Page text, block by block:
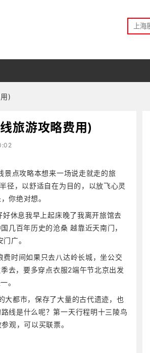
)
旅游攻略费用)
景点攻略本想来一场说走就走的旅
径，以舒适自在为目的，以放飞心灵
你绝对想。
休息我早上起床晚了我离开旅馆去
几百年历史的沧桑 越靠近天南门，
广。
时间如果只去八达岭长城，坐公交
去，要多穿点衣服2端午节北京出发
。
大都市，保存了大量的古代遗迹，也
线是什么呢？第一天行程明十三陵鸟
观，可以买联票。